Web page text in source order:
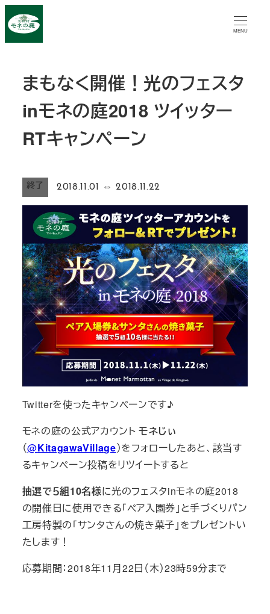
イ
ン
MENU
まもなく開催！光のフェスタ
inモネの庭2018 ツイッター
RTキャンペーン
終了 2018.11.01 ⇔ 2018.11.22
Twitterを使ったキャンペーンです♪
モネの庭の公式アカウントモネじぃ
（@KitagawaVillage）をフォローしたあと、該当す
るキャンペーン投稿をリツイートすると
抽選で５組10名様に光のフェスタinモネの庭2018
の開催日に使用できる「ペア入園券」と手づくりパン
工房特製の「サンタさんの焼き菓子」をプレゼントい
たします！
応募期間：2018年11月22日（木）23時59分まで